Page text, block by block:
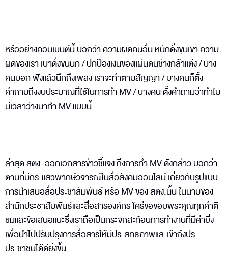
หรืออย่างคอมเมนต์นี้ บอกว่า ความผิดคนอื่น หนักดั่งขุนเขา ความ
ผิดของเรา เบาดั่งขนนก / ปกป้องเงินของแผ่นดินช่างกล้าแต่ง / บาง
คนบอก ฟังแล้วนึกถึงเพลง เราจะทำตามสัญญา / บางคนก็ตั้ง
คำถามถึงงบประมาณที่ใช้ในการทำ MV / บางคน ตั้งคำถามว่าทำไม
มีเวลาว่างมาทำ MV แบบนี้
ล่าสุด สตง. ออกเอกสารข่าวชี้แจง ถึงการทำ MV ดังกล่าว บอกว่า
ตามที่มีกระแสวิพากษ์วิจารณ์ในสื่อสังคมออนไลน์ เกี่ยวกับรูปแบบ
การนำเสนอสื่อประชาสัมพันธ์ หรือ MV ของ สตง.นั้น ในนามของ
สำนักประชาสัมพันธ์และสื่อสารองค์กร ใคร่ขอขอบพระคุณทุกคำติ
ชมและข้อเสนอแนะซึ่งเราถือเป็นกระจกสะท้อนการทำงานที่มีค่ายิ่ง
เพื่อนำไปปรับปรุงการสื่อสารให้มีประสิทธิภาพและเข้าถึงประ
ประชาชนได้ดียิ่งขึ้น